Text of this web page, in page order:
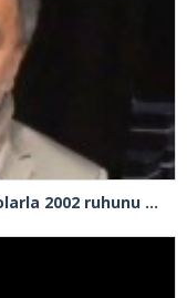
AK Parti kongrelerde kuracağı kadrolarla 2002 ruhunu yakalayabilecek mi?